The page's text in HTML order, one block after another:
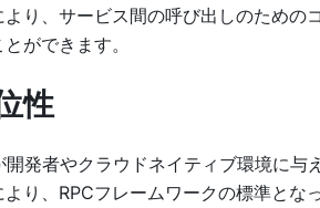
り、サービス間の呼び出しのための
ができます。
性
発者やクラウドネイティブ環境に与
り、RPCフレームワークの標準とな